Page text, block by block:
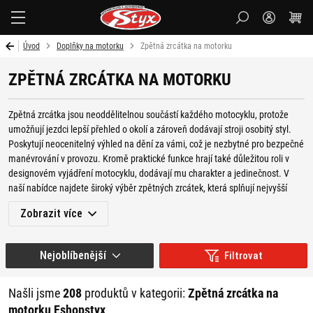
Úvod Doplňky na motorku Zpětná zrcátka na motorku
ZPĚTNÁ ZRCÁTKA NA MOTORKU
Zpětná zrcátka jsou neoddělitelnou součástí každého motocyklu, protože
umožňují jezdci lepší přehled o okolí a zároveň dodávají stroji osobitý styl.
Poskytují neocenitelný výhled na dění za vámi, což je nezbytné pro bezpečné
manévrování v provozu. Kromě praktické funkce hrají také důležitou roli v
designovém vyjádření motocyklu, dodávají mu charakter a jedinečnost. V
naší nabídce najdete široký výběr zpětných zrcátek, která splňují nejvyšší
zrcátka různých stylů a materiálů, aby vyhověla potřebám a preferencím
V naší nabídce najdete také široký výběr mnoha dalších motodoplňků
příslušenství pro motorkáře.
Zobrazit více
Filtrovat
Našli jsme208 produktů v kategorii:Zpětná zrcátka na
motorku Eshopstyx
Nejoblíbenější